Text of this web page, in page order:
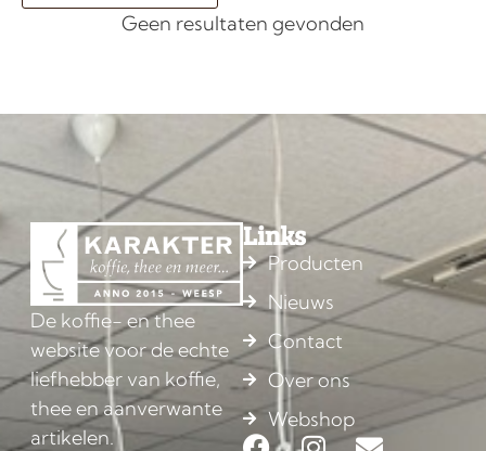
Geen resultaten gevonden
De koffie- en thee
website voor de echte
liefhebber van koffie,
thee en aanverwante
artikelen.
Links
Producten
Nieuws
Contact
Over ons
Webshop